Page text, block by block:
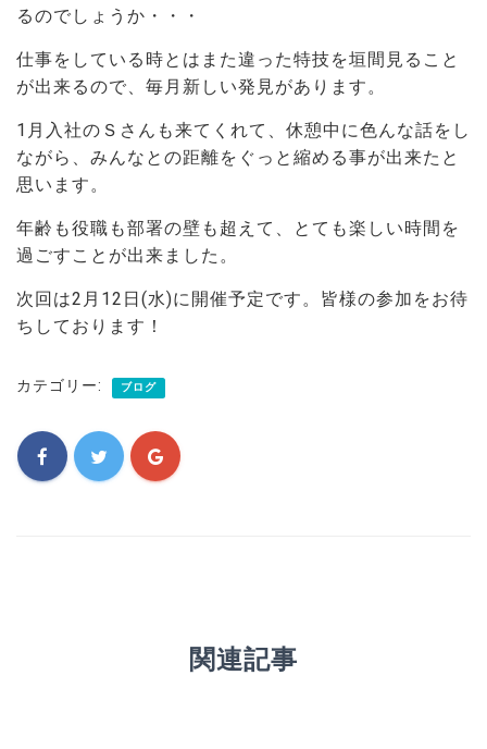
るのでしょうか・・・
仕事をしている時とはまた違った特技を垣間見ること
が出来るので、毎月新しい発見があります。
1月入社のＳさんも来てくれて、休憩中に色んな話をし
ながら、みんなとの距離をぐっと縮める事が出来たと
思います。
年齢も役職も部署の壁も超えて、とても楽しい時間を
過ごすことが出来ました。
次回は2月12日(水)に開催予定です。皆様の参加をお待
ちしております！
カテゴリー: ブログ
関連記事